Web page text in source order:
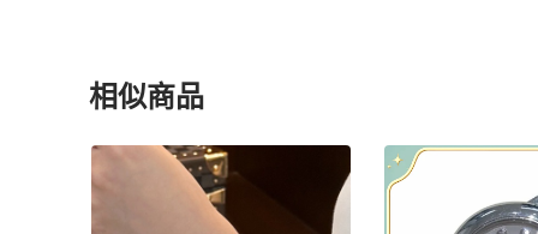
相似商品
更多相似Cartier女錶推薦精品